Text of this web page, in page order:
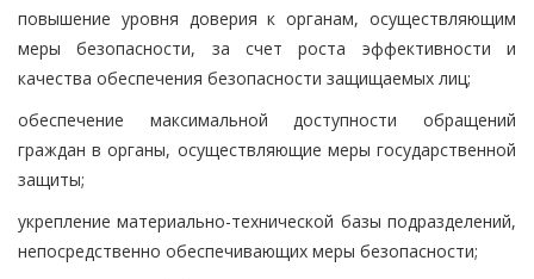
повышение уровня доверия к органам, осуществляющим
меры безопасности, за счет роста эффективности и
качества обеспечения безопасности защищаемых лиц;
обеспечение максимальной доступности обращений
граждан в органы, осуществляющие меры государственной
защиты;
укрепление материально-технической базы подразделений,
непосредственно обеспечивающих меры безопасности;